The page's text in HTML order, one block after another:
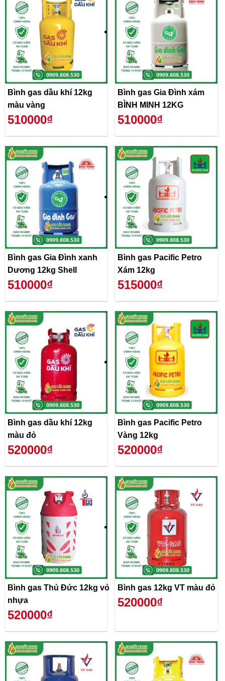
Bình gas dầu khí 12kg
màu vàng
510000₫
Bình gas Gia Đình xám
BÌNH MINH 12KG
510000₫
Bình gas Gia Đình xanh
Dương 12kg Shell
510000₫
Bình gas Pacific Petro
Xám 12kg
515000₫
Bình gas dầu khí 12kg
màu đỏ
520000₫
Bình gas Pacific Petro
Vàng 12kg
520000₫
Bình gas Thủ Đức 12kg vỏ
nhựa
520000₫
Bình gas 12kg VT màu đỏ
520000₫